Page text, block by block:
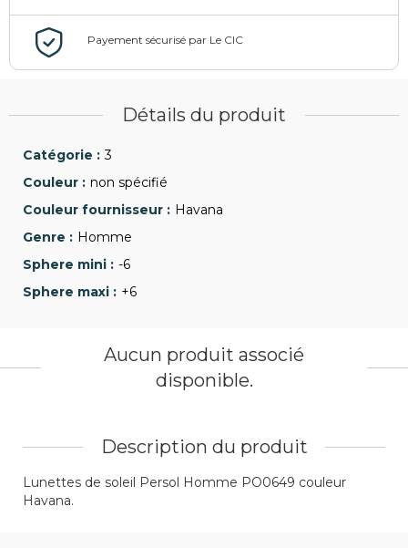
Détails du produit
3
non spécifié
Havana
Homme
-6
+6
Description du produit
Lunettes de soleil Persol Homme PO0649 couleur
Havana.
Aucun produit associé
disponible.